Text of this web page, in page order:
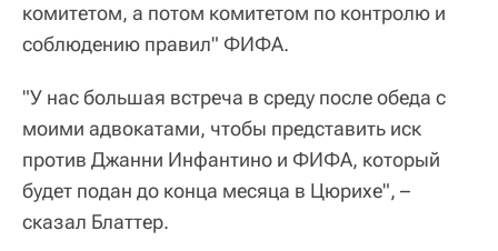
комитетом, а потом комитетом по контролю и
соблюдению правил" ФИФА.
"У нас большая встреча в среду после обеда с
моими адвокатами, чтобы представить иск
против Джанни Инфантино и ФИФА, который
будет подан до конца месяца в Цюрихе", –
сказал Блаттер.